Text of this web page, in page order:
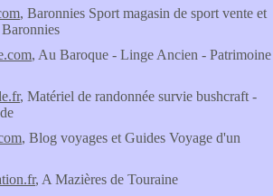
, Baronnies Sport magasin de sport vente et
, Au Baroque - Linge Ancien - Patrimoine
, Matériel de randonnée survie bushcraft -
, Blog voyages et Guides Voyage d'un
, A Mazières de Touraine